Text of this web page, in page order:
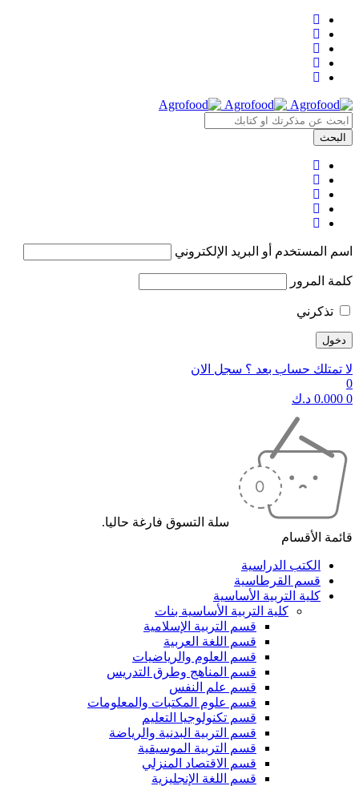
اسم المستخدم أو البريد الإلكتروني
كلمة المرور
تذكرني
لا تمتلك حساب بعد ؟ سجل الان
0
0
0.000 د.ك
سلة التسوق فارغة حاليا.
قائمة الأقسام
الكتب الدراسية
قسم القرطاسية
كلية التربية الأساسية
كلية التربية الأساسية بنات
قسم التربية الإسلامية
قسم اللغة العربية
قسم العلوم والرياضيات
قسم المناهج وطرق التدريس
قسم علم النفس
قسم علوم المكتبات والمعلومات
قسم تكنولوجيا التعليم
قسم التربية البدنية والرياضة
قسم التربية الموسيقية
قسم الاقتصاد المنزلي
قسم اللغة الإنجليزية